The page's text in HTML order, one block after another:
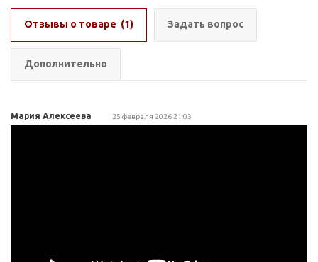
Отзывы о товаре (1) Задать вопрос
Дополнительно
Мария Алексеева 25 февраля 2026 21:03